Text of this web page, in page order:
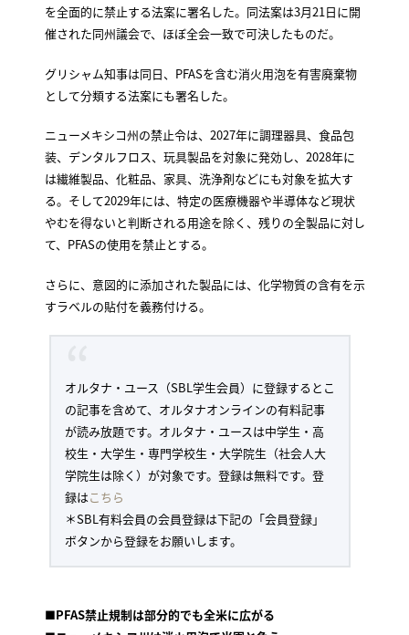
を全面的に禁止する法案に署名した。同法案は3月21日に開
催された同州議会で、ほぼ全会一致で可決したものだ。
グリシャム知事は同日、PFASを含む消火用泡を有害廃棄物
として分類する法案にも署名した。
ニューメキシコ州の禁止令は、2027年に調理器具、食品包
装、デンタルフロス、玩具製品を対象に発効し、2028年に
は繊維製品、化粧品、家具、洗浄剤などにも対象を拡大す
る。そして2029年には、特定の医療機器や半導体など現状
やむを得ないと判断される用途を除く、残りの全製品に対し
て、PFASの使用を禁止とする。
さらに、意図的に添加された製品には、化学物質の含有を示
すラベルの貼付を義務付ける。
オルタナ・ユース（SBL学生会員）に登録するとこ
の記事を含めて、オルタナオンラインの有料記事
が読み放題です。オルタナ・ユースは中学生・高
校生・大学生・専門学校生・大学院生（社会人大
学院生は除く）が対象です。登録は無料です。登
録はこちら
＊SBL有料会員の会員登録は下記の「会員登録」
ボタンから登録をお願いします。
■PFAS禁止規制は部分的でも全米に広がる